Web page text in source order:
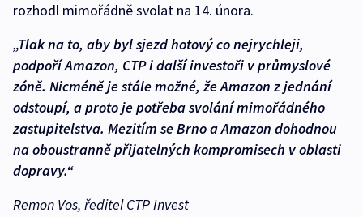
rozhodl mimořádně svolat na 14. února.
„Tlak na to, aby byl sjezd hotový co nejrychleji,
podpoří Amazon, CTP i další investoři v průmyslové
zóně. Nicméně je stále možné, že Amazon z jednání
odstoupí, a proto je potřeba svolání mimořádného
zastupitelstva. Mezitím se Brno a Amazon dohodnou
na oboustranně přijatelných kompromisech v oblasti
dopravy.“
Remon Vos, ředitel CTP Invest